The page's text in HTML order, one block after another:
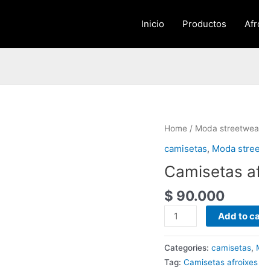
Inicio Productos
Home / Moda
camisetas, Moda
Camisetas
$ 90.000
Camisetas
afroixes
linea
Afrostreet
Add to
Categories: camisetas,
Tag: Camisetas